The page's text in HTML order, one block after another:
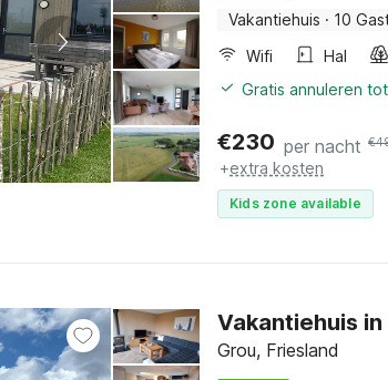
Vakantiehuis · 10
Wifi
Hal
Gratis annuleren
€230 per nacht €
+extra kosten
Kids zone available
Vakantiehuis
Grou, Friesland